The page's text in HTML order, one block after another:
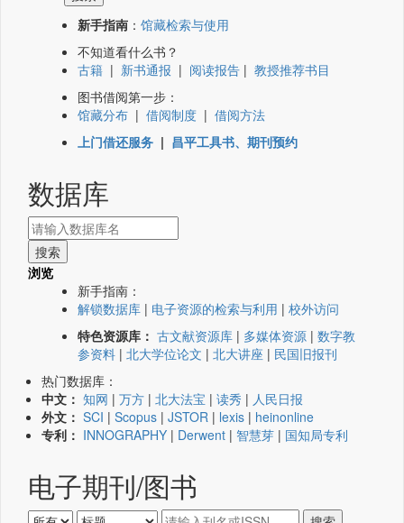
新手指南 ： 馆藏检索与使用
不知道看什么书？
古籍 | 新书通报 | 阅读报告 | 教授推荐书目
图书借阅第一步：
馆藏分布 | 借阅制度 | 借阅方法
上门借还服务 | 昌平工具书、期刊预约
数据库
浏览
新手指南：
解锁数据库 | 电子资源的检索与利用 | 校外访问
特色资源库： 古文献资源库 | 多媒体资源 | 数字教
参资料 | 北大学位论文 | 北大讲座 | 民国旧报刊
热门数据库：
中文： 知网 | 万方 | 北大法宝 | 读秀 | 人民日报
外文： SCI | Scopus | JSTOR | lexis | heinonline
专利： INNOGRAPHY | Derwent | 智慧芽 | 国知局专利
电子期刊/图书